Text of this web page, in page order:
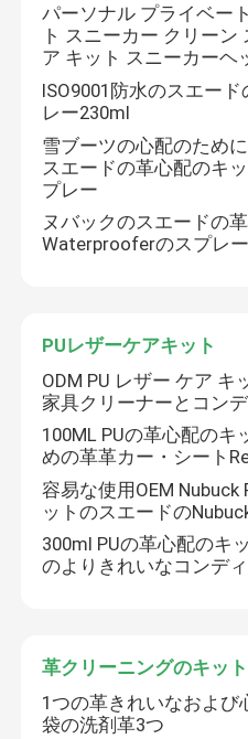
パーソナル プライベー
ト スニーカー クリー
ア キット スニーカーヘ
ISO9001防水のスエー
レー230ml
雪ブーツの心配のため
スエードの革心配のキ
プレー
ヌバックのスエードの
Waterprooferのスプレ
PUレザーケアキット
ODM PU レザー ケア キ
家具クリーナーとコン
100ML PUの革心配のキ
めの革革カー・シート
容易な使用OEM
ットのスエードの
300ml PUの革心配のキ
のよりきれいなコンデ
革クリーニングのキット
1つの革きれいなおよび
袋の洗剤革3つ